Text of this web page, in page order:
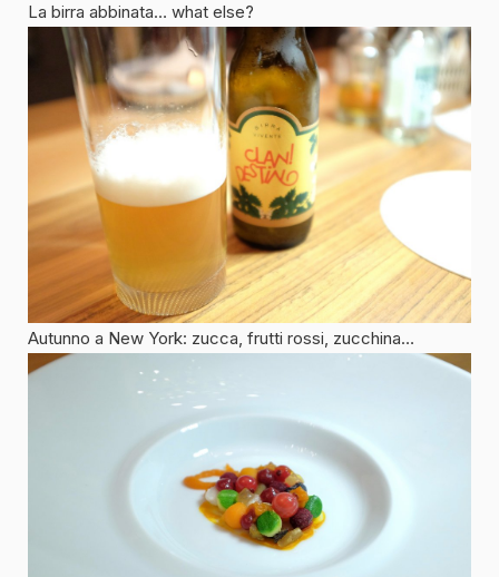
La birra abbinata… what else?
Autunno a New York: zucca, frutti rossi, zucchina…